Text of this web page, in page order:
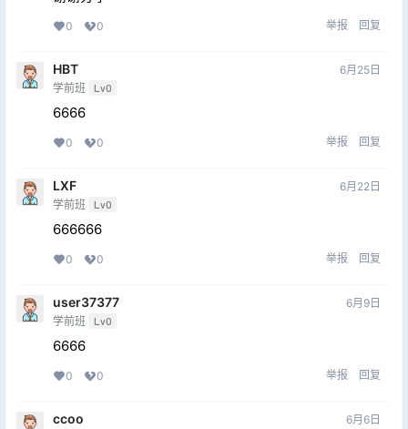
0 0 举报 回复
HBT
学前班 Lv0
6月25日
6666
0 0 举报 回复
LXF
学前班 Lv0
6月22日
666666
0 0 举报 回复
user37377
学前班 Lv0
6月9日
6666
0 0 举报 回复
ccoo 6月6日